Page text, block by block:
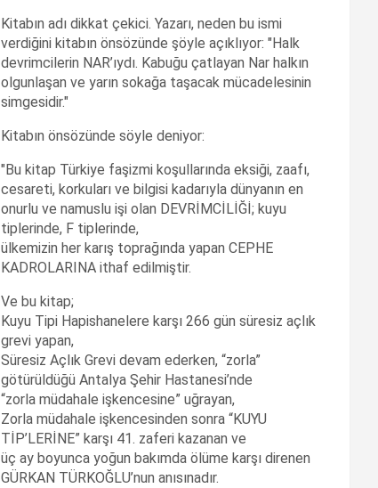
Kitabın adı dikkat çekici. Yazarı, neden bu ismi
verdiğini kitabın önsözünde şöyle açıklıyor: "Halk
devrimcilerin NAR’ıydı. Kabuğu çatlayan Nar halkın
olgunlaşan ve yarın sokağa taşacak mücadelesinin
simgesidir."
Kitabın önsözünde söyle deniyor:
"Bu kitap Türkiye faşizmi koşullarında eksiği, zaafı,
cesareti, korkuları ve bilgisi kadarıyla dünyanın en
onurlu ve namuslu işi olan DEVRİMCİLİĞİ; kuyu
tiplerinde, F tiplerinde,
ülkemizin her karış toprağında yapan CEPHE
KADROLARINA ithaf edilmiştir.
Ve bu kitap;
Kuyu Tipi Hapishanelere karşı 266 gün süresiz açlık
grevi yapan,
Süresiz Açlık Grevi devam ederken, “zorla”
götürüldüğü Antalya Şehir Hastanesi’nde
“zorla müdahale işkencesine” uğrayan,
Zorla müdahale işkencesinden sonra “KUYU
TİP’LERİNE” karşı 41. zaferi kazanan ve
üç ay boyunca yoğun bakımda ölüme karşı direnen
GÜRKAN TÜRKOĞLU’nun anısınadır.